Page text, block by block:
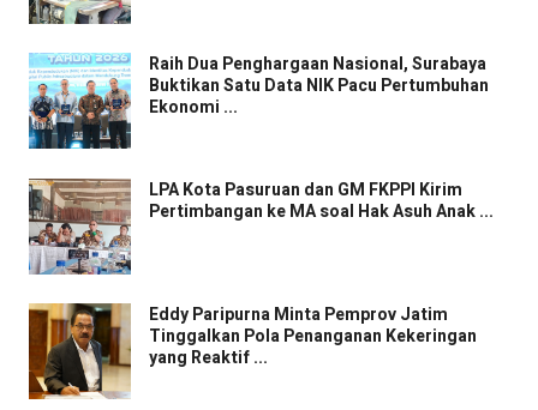
Raih Dua Penghargaan Nasional, Surabaya
Buktikan Satu Data NIK Pacu Pertumbuhan
Ekonomi ...
LPA Kota Pasuruan dan GM FKPPI Kirim
Pertimbangan ke MA soal Hak Asuh Anak ...
Eddy Paripurna Minta Pemprov Jatim
Tinggalkan Pola Penanganan Kekeringan
yang Reaktif ...